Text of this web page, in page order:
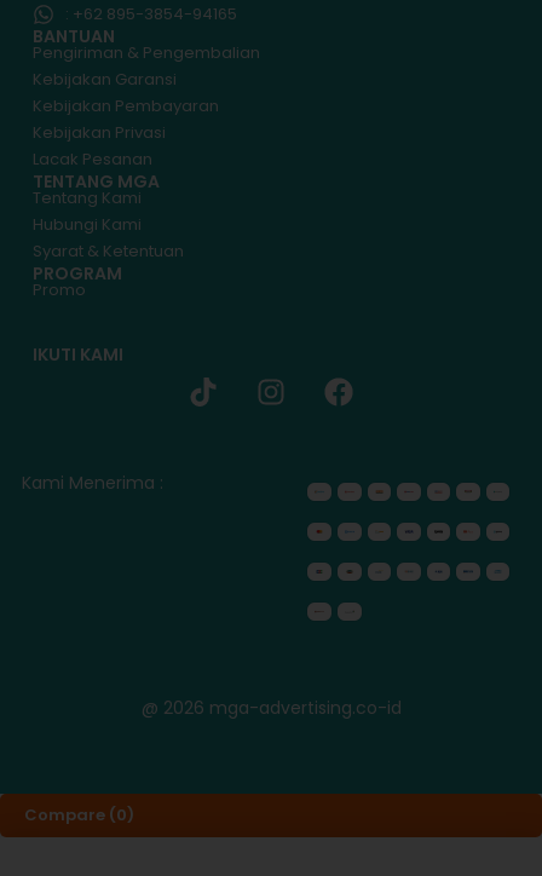
: +62 895-3854-94165
BANTUAN
Pengiriman & Pengembalian
Kebijakan Garansi
Kebijakan Pembayaran
Kebijakan Privasi
Lacak Pesanan
TENTANG MGA
Tentang Kami
Hubungi Kami
Syarat & Ketentuan
PROGRAM
Promo
IKUTI KAMI
Kami Menerima :
@ 2026 mga-advertising.co-id
Compare (0)